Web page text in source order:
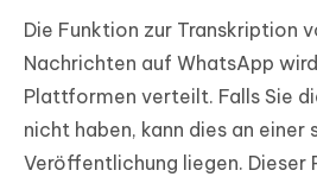
Die Funktion zur Transkription
Nachrichten auf WhatsApp
Plattformen verteilt. Falls Sie
nicht haben, kann dies an einer
Veröffentlichung liegen. Dieser